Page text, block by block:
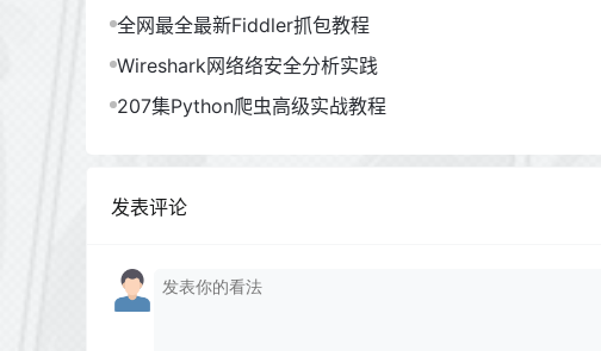
全网最全最新Fiddler抓包教程
Wireshark网络络安全分析实践
207集Python爬虫高级实战教程
发表评论